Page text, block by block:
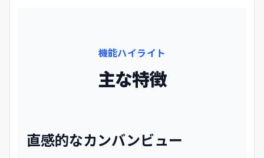
機能ハイライト
主な特徴
直感的なカンバンビュー